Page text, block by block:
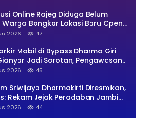
Online Rajeg Diduga Belum
Warga Bongkar Lokasi Baru Open
Penggerebekan
2026 47
Mobil di Bypass Dharma Giri
Jadi Sorotan, Pengawasan
2026 45
Sriwijaya Dharmakirti Diresmikan,
Rekam Jejak Peradaban Jambi
Utuh
2026 44